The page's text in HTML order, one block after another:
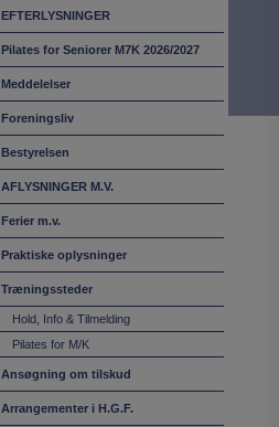
EFTERLYSNINGER
Pilates for Seniorer M7K 2026/2027
Meddelelser
Foreningsliv
Bestyrelsen
AFLYSNINGER M.V.
Ferier m.v.
Praktiske oplysninger
Træningssteder
Hold, Info & Tilmelding
Pilates for M/K
Ansøgning om tilskud
Arrangementer i H.G.F.